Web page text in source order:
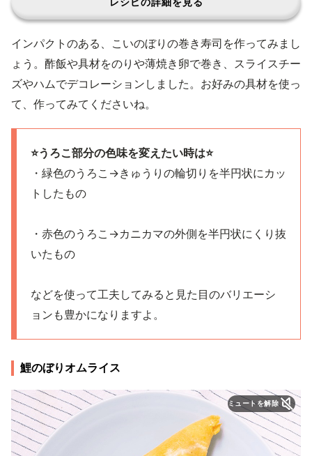
インパクトのある、こいのぼりの巻き寿司を作ってみまし
ょう。酢飯や具材をのりや薄焼き卵で巻き、スライスチー
ズやハムでデコレーションしました。お好みの具材を使っ
て、作ってみてくださいね。
⭐️うろこ部分の色味を変えたい時は⭐️
・緑色のうろこ→きゅうりの輪切りを半円状にカッ
トしたもの
・赤色のうろこ→カニカマの外側を半円状にくり抜
いたもの
などを使って工夫してみると見た目のバリエーシ
ョンも豊かになりますよ。
鯉のぼりオムライス
ミュートを解除